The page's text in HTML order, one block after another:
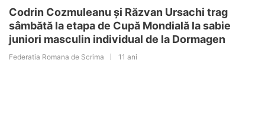
Codrin Cozmuleanu și Răzvan Ursachi trag
sâmbătă la etapa de Cupă Mondială la sabie
juniori masculin individual de la Dormagen
Federatia Romana de Scrima 11 ani